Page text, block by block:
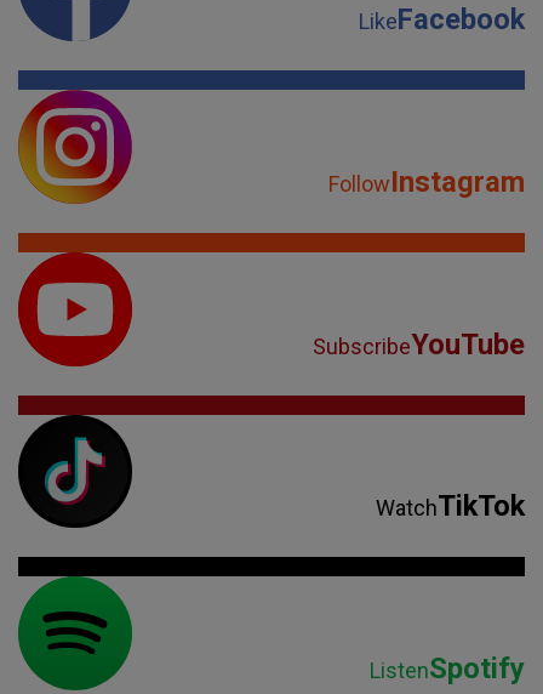
LikeFacebook
FollowInstagram
SubscribeYouTube
WatchTikTok
ListenSpotify